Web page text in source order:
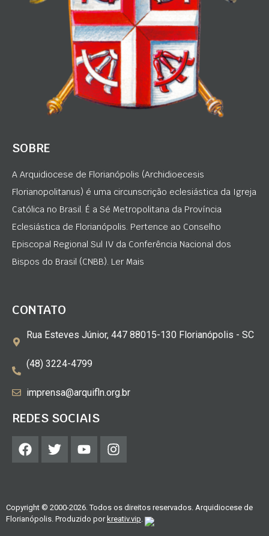
SOBRE
A Arquidiocese de Florianópolis (Archidioecesis
Florianopolitanus) é uma circunscrição eclesiástica da Igreja
Católica no Brasil. É a Sé Metropolitana da Província
Eclesiástica de Florianópolis. Pertence ao Conselho
Episcopal Regional Sul IV da Conferência Nacional dos
Bispos do Brasil (CNBB). Ler Mais
CONTATO
Rua Esteves Júnior, 447 88015-130 Florianópolis - SC
(48) 3224-4799
imprensa@arquifln.org.br
REDES SOCIAIS
Copyright © 2000-2026. Todos os direitos reservados. Arquidiocese de
Florianópolis. Produzido por kreativ.vip